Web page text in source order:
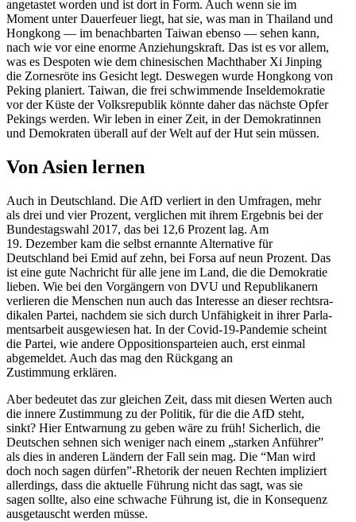
angetastet worden und ist dort in Form. Auch wenn sie im
Moment unter Dauer­feuer liegt, hat sie, was man in Thailand und
Hongkong — im benach­barten Taiwan ebenso — sehen kann,
nach wie vor eine enorme Anzie­hungs­kraft. Das ist es vor allem,
was es Despoten wie dem chine­si­schen Macht­haber Xi Jinping
die Zornesröte ins Gesicht legt. Deswegen wurde Hongkong von
Peking planiert. Taiwan, die frei schwim­mende Insel­de­mo­kratie
vor der Küste der Volks­re­publik könnte daher das nächste Opfer
Pekings werden. Wir leben in einer Zeit, in der Demokra­tinnen
und Demokraten überall auf der Welt auf der Hut sein müssen.
Von Asien lernen
Auch in Deutschland. Die AfD verliert in den Umfragen, mehr
als drei und vier Prozent, verglichen mit ihrem Ergebnis bei der
Bundes­tagswahl 2017, das bei 12,6 Prozent lag. Am
19. Dezember kam die selbst ernannte Alter­native für
Deutschland bei Emid auf zehn, bei Forsa auf neun Prozent. Das
ist eine gute Nachricht für alle jene im Land, die die Demokratie
lieben. Wie bei den Vorgängern von DVU und Republi­kanern
verlieren die Menschen nun auch das Interesse an dieser rechts­ra­
di­kalen Partei, nachdem sie sich durch Unfähigkeit in ihrer Parla­
ments­arbeit ausge­wiesen hat. In der Covid-19-Pandemie scheint
die Partei, wie andere Opposi­ti­ons­par­teien auch, erst einmal
abgemeldet. Auch das mag den Rückgang an
Zustimmung erklären.
Aber bedeutet das zur gleichen Zeit, dass mit diesen Werten auch
die innere Zustimmung zu der Politik, für die die AfD steht,
sinkt? Hier Entwarnung zu geben wäre zu früh! Sicherlich, die
Deutschen sehnen sich weniger nach einem „starken Anführer”
als dies in anderen Ländern der Fall sein mag. Die “Man wird
doch noch sagen dürfen”-Rhetorik der neuen Rechten impli­ziert
aller­dings, dass die aktuelle Führung nicht das sagt, was sie
sagen sollte, also eine schwache Führung ist, die in Konse­quenz
ausge­tauscht werden müsse.